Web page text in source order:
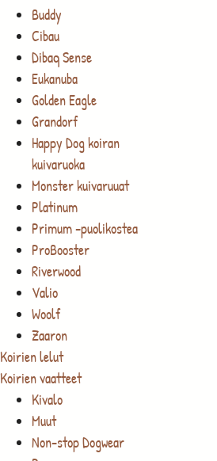
Buddy
Cibau
Dibaq Sense
Eukanuba
Golden Eagle
Grandorf
Happy Dog koiran
kuivaruoka
Monster kuivaruuat
Platinum
Primum -puolikostea
ProBooster
Riverwood
Valio
Woolf
Zaaron
Koirien lelut
Koirien vaatteet
Kivalo
Muut
Non-stop Dogwear